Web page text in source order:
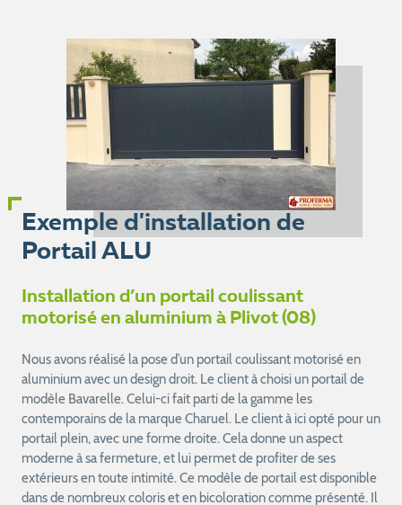
Exemple d'installation de
Portail ALU
Installation d’un portail coulissant
motorisé en aluminium à Plivot (08)
Nous avons réalisé la pose d’un portail coulissant motorisé en
aluminium avec un design droit. Le client à choisi un portail de
modèle Bavarelle. Celui-ci fait parti de la gamme les
contemporains de la marque Charuel. Le client à ici opté pour un
portail plein, avec une forme droite. Cela donne un aspect
moderne à sa fermeture, et lui permet de profiter de ses
extérieurs en toute intimité. Ce modèle de portail est disponible
dans de nombreux coloris et en bicoloration comme présenté. Il